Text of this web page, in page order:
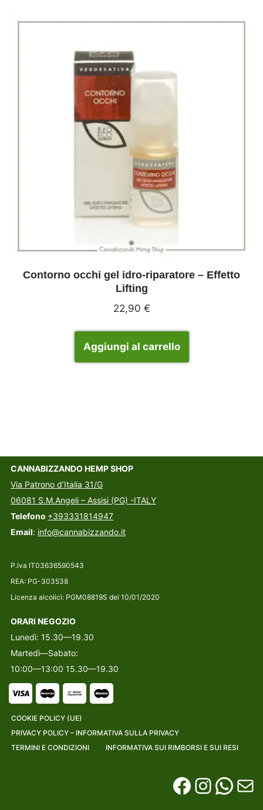
Contorno occhi gel idro-riparatore – Effetto
Lifting
22,90 €
Aggiungi al carrello
CANNABIZZANDO HEMP SHOP
Via Patrono d’Italia 31/G
06081 S.M.Angeli – Assisi (PG) -ITALY
Telefono +393331814947
Email: info@cannabizzando.it
P.iva IT03636590543
REA: PG-303538
Licenza alcolici: PGM08819S del 10/01/2020
ORARI NEGOZIO
Lunedì: 15.30—19.30
Martedì—Sabato:
10:00—13:00 15.30—19.30
COOKIE POLICY (UE)
PRIVACY POLICY – INFORMATIVA SULLA PRIVACY
TERMINI E CONDIZIONI
INFORMATIVA SUI RIMBORSI E SUI RESI